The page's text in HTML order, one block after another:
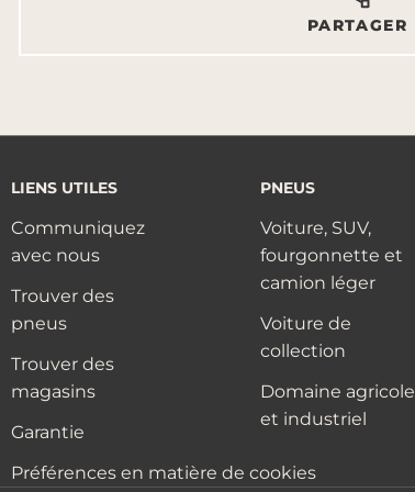
PARTAGER
LIENS UTILES
Communiquez
avec nous
Trouver des
pneus
Trouver des
magasins
Garantie
Préférences en matière de cookies
PNEUS
Voiture, SUV,
fourgonnette et
camion léger
Voiture de
collection
Domaine agricole
et industriel